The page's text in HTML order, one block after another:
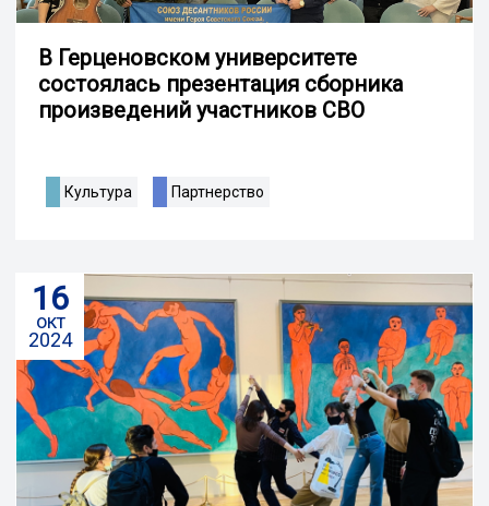
В Герценовском университете
состоялась презентация сборника
произведений участников СВО
Культура Партнерство
16
окт
2024